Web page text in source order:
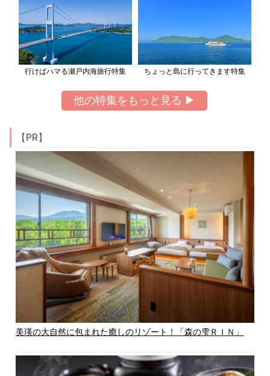
行けばハマる瀬戸内海旅行特集 ちょっと島に行ってきます特集
他の特集をもっと見る ▶
【PR】
美瑛の大自然に包まれた癒しのリゾート！「森の雫ＲＩＮ」